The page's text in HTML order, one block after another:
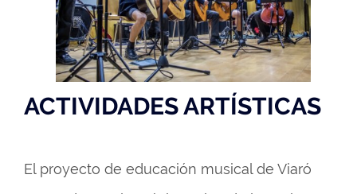
ACTIVIDADES ARTÍSTICAS
El proyecto de educación musical de Viaró